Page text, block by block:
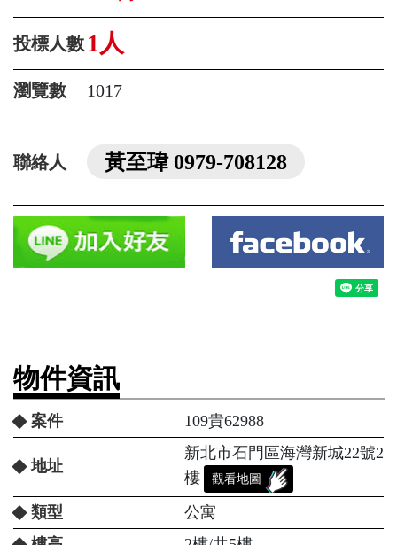
投標人數 1人
瀏覽數 1017
聯絡人 黃至瑋 0979-708128
物件資訊
案件 109貴62988
地址
新北市石門區海灣新城22號2
樓
觀看地圖
類型
公寓